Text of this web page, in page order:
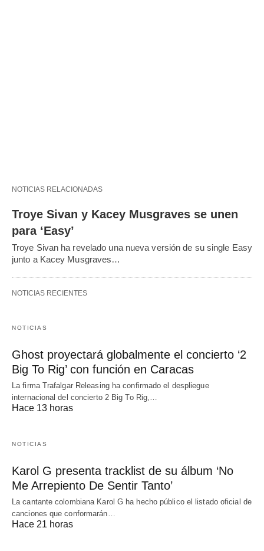
NOTICIAS RELACIONADAS
Troye Sivan y Kacey Musgraves se unen
para ‘Easy’
Troye Sivan ha revelado una nueva versión de su single Easy
junto a Kacey Musgraves…
NOTICIAS RECIENTES
NOTICIAS
Ghost proyectará globalmente el concierto ‘2
Big To Rig’ con función en Caracas
La firma Trafalgar Releasing ha confirmado el despliegue
internacional del concierto 2 Big To Rig,…
Hace 13 horas
NOTICIAS
Karol G presenta tracklist de su álbum ‘No
Me Arrepiento De Sentir Tanto’
La cantante colombiana Karol G ha hecho público el listado oficial de
canciones que conformarán…
Hace 21 horas